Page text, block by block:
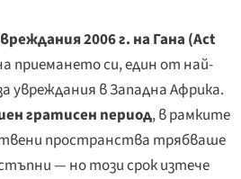
2006 г. на Гана (Act
приемането си, един от най-
увреждания в Западна Африка.
гратисен период, в рамките
пространства трябваше
— но този срок изтече